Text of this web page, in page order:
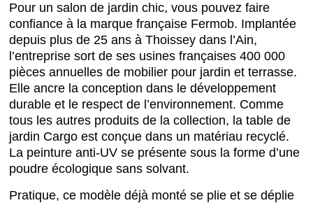
Pour un salon de jardin chic, vous pouvez faire
confiance à la marque française Fermob. Implantée
depuis plus de 25 ans à Thoissey dans l’Ain,
l’entreprise sort de ses usines françaises 400 000
pièces annuelles de mobilier pour jardin et terrasse.
Elle ancre la conception dans le développement
durable et le respect de l’environnement. Comme
tous les autres produits de la collection, la table de
jardin Cargo est conçue dans un matériau recyclé.
La peinture anti-UV se présente sous la forme d’une
poudre écologique sans solvant.
Pratique, ce modèle déjà monté se plie et se déplie